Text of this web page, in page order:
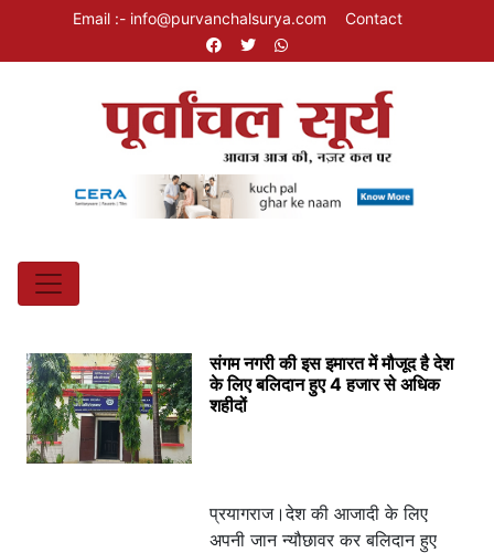
Email :- info@purvanchalsurya.com Contact
संगम नगरी की इस इमारत में मौजूद है देश
के लिए बलिदान हुए 4 हजार से अधिक
शहीदों
प्रयागराज।देश की आजादी के लिए
अपनी जान न्यौछावर कर बलिदान हुए